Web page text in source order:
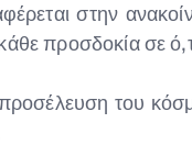
στην
προσδοκία σε
του